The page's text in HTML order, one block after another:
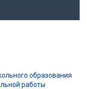
образования
работы